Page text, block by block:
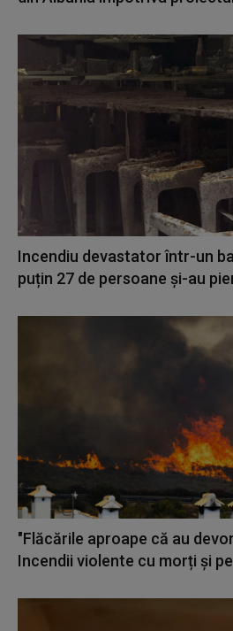
Incendiu devastator într-un
puțin 27 de persoane și-au
"Flăcările aproape că au
Incendii violente cu morți și